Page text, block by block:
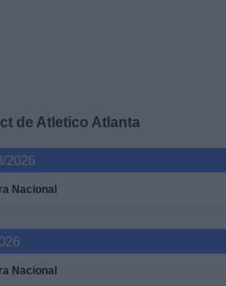
de Atletico Atlanta
2026
Nacional
Nacional